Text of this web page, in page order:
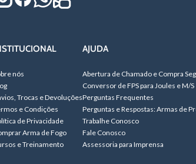
nós
Trocas e Devoluções
e Condições
de Privacidade
Arma de Fogo
e Treinamento
AJUDA
Abertura de Chamado e Compra
Conversor de FPS para Joules e M/S
Perguntas Frequentes
Perguntas e Respostas: Armas de
Trabalhe Conosco
Fale Conosco
Assessoria para Imprensa